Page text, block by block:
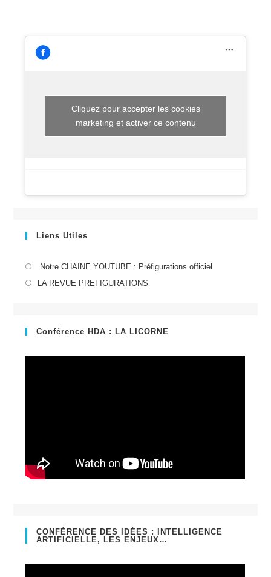
40
7)
Cliquez pour accepter les cookies
marketing et activer ce contenu
Liens Utiles
Notre CHAINE YOUTUBE : Préfigurations officiel
LA REVUE PREFIGURATIONS
nouvel
Conférence HDA : LA LICORNE
CONFÉRENCE DES IDÉES : INTELLIGENCE
ARTIFICIELLE, LES ENJEUX…